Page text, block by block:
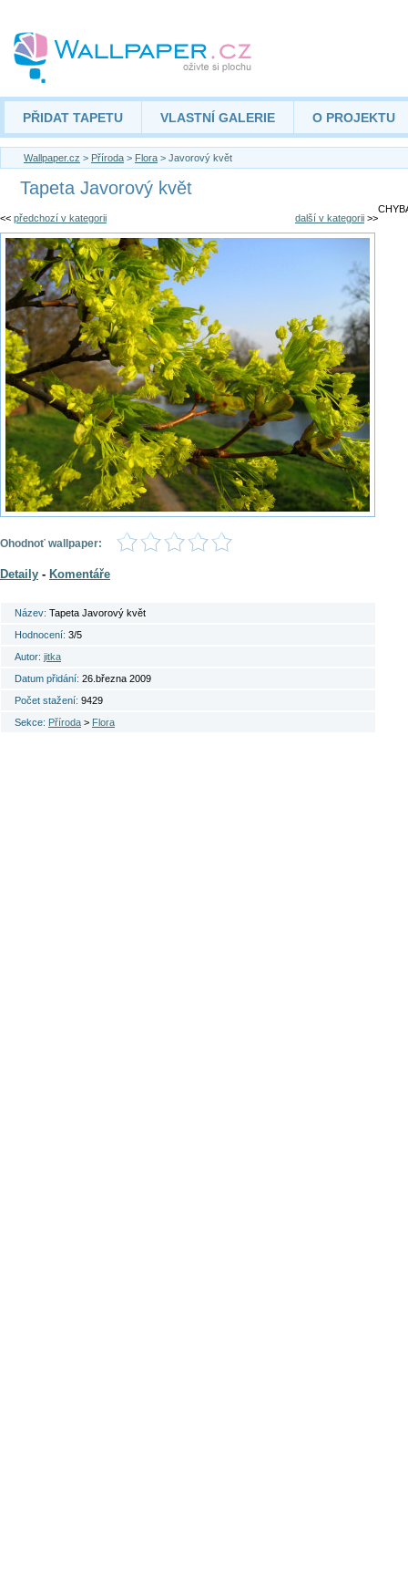
PŘIDAT TAPETU VLASTNÍ GALERIE O PROJEKTU
Wallpaper.cz > Příroda > Flora > Javorový květ
Tapeta Javorový květ
<< předchozí v kategorii další v kategorii >>
Ohodnoť wallpaper:
Detaily - Komentáře
Název: Tapeta Javorový květ
Hodnocení: 3/5
Autor: jitka
Datum přidání: 26.března 2009
Počet stažení: 9429
Sekce: Příroda > Flora